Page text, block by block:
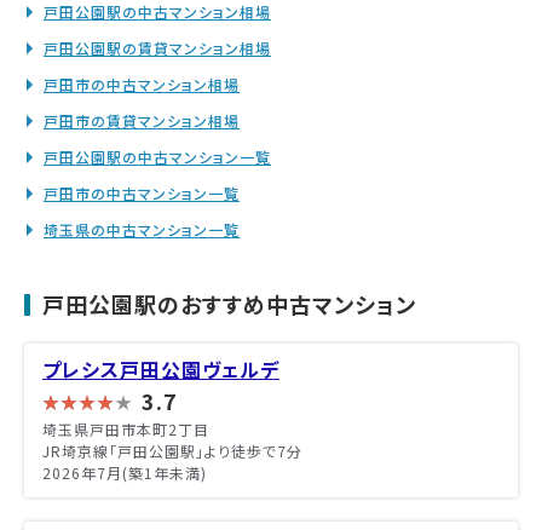
戸田公園駅の中古マンション相場
戸田公園駅の賃貸マンション相場
戸田市の中古マンション相場
戸田市の賃貸マンション相場
戸田公園駅の中古マンション一覧
戸田市の中古マンション一覧
埼玉県の中古マンション一覧
戸田公園駅のおすすめ中古マンション
プレシス戸田公園ヴェルデ
3.7
埼玉県戸田市本町2丁目
JR埼京線「戸田公園駅」より徒歩で7分
2026年7月(築1年未満)